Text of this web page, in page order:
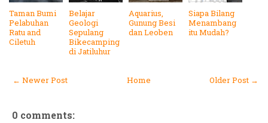
Taman Bumi
Pelabuhan
Ratu and
Ciletuh
Belajar
Geologi
Sepulang
Bikecamping
di Jatiluhur
Aquarius,
Gunung Besi
dan Leoben
Siapa Bilang
Menambang
itu Mudah?
← Newer Post Older Post →
Home
0 comments: